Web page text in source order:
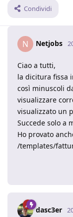
Condividi
N Netjobs
Ciao a tutti,
la dicitura fissa
così minuscoli
visualizzare
visualizzato un
Succede solo a
Ho provato
/templates/
dasc3er